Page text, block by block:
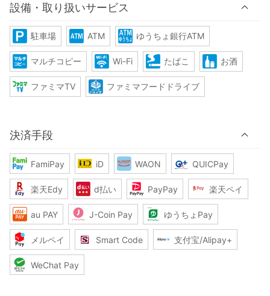
設備・取り扱いサービス
駐車場 ATM ゆうちょ銀行ATM
マルチコピー Wi-Fi たばこ お酒
ファミマTV ファミマフードドライブ
決済手段
FamiPay iD WAON QUICPay
楽天Edy d払い PayPay 楽天ペイ
au PAY J-Coin Pay ゆうちょPay
メルペイ Smart Code 支付宝/Alipay+
WeChat Pay